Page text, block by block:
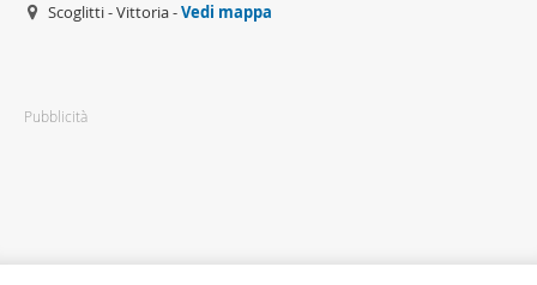
Pubblicità
Scoglitti - Vittoria -Vedi mappa